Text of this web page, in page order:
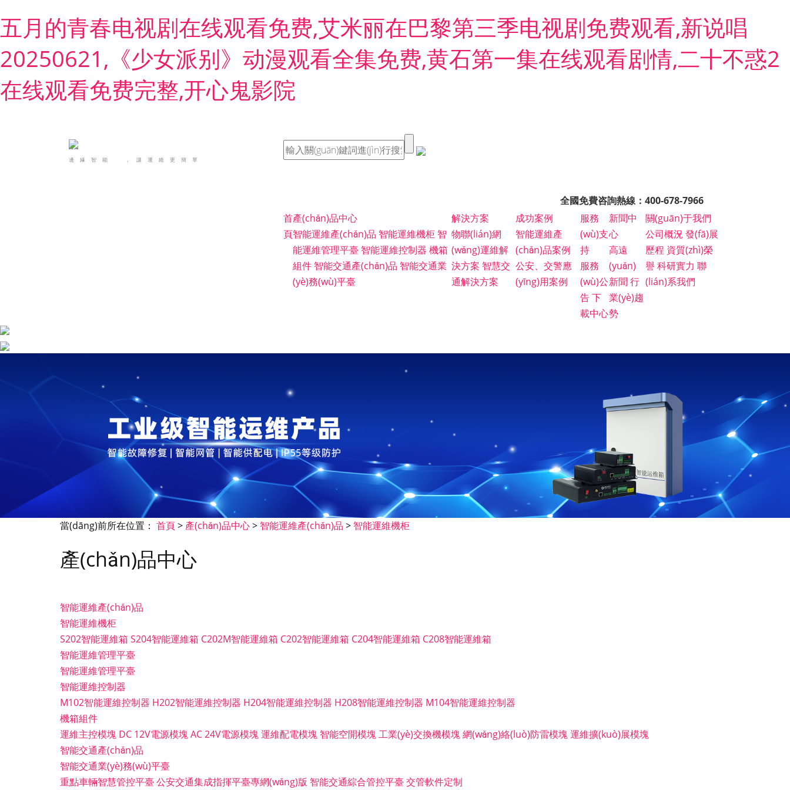
五月的青春电视剧在线观看免费,艾米丽在巴黎第三季电视剧免费观看,新说唱
20250621,《少女派别》动漫观看全集免费,黄石第一集在线观看剧情,二十不惑2
在线观看免费完整,开心鬼影院
邊緣智能，讓運維更簡單
全國免費咨詢熱線：400-678-7966
首
頁
產(chǎn)品中心
智能運維產(chǎn)品 智能運維機柜 智
能運維管理平臺 智能運維控制器 機箱
組件 智能交通產(chǎn)品 智能交通業
(yè)務(wù)平臺
解決方案
物聯(lián)網
(wǎng)運維解
決方案 智慧交
通解決方案
成功案例
智能運維產
(chǎn)品案例
公安、交警應
(yīng)用案例
服務
(wù)支
持
服務
(wù)公
告下
載中心
新聞中
心
高遠
(yuǎn)
新聞行
業(yè)趨
勢
關(guān)于我們
公司概況 發(fā)展
歷程 資質(zhì)榮
譽 科研實力 聯
(lián)系我們
當(dāng)前所在位置： 首頁> 產(chǎn)品中心> 智能運維產(chǎn)品 > 智能運維機柜
產(chǎn)品中心
智能運維產(chǎn)品
智能運維機柜
S202智能運維箱 S204智能運維箱 C202M智能運維箱 C202智能運維箱 C204智能運維箱 C208智能運維箱
智能運維管理平臺
智能運維管理平臺
智能運維控制器
M102智能運維控制器 H202智能運維控制器 H204智能運維控制器 H208智能運維控制器 M104智能運維控制器
機箱組件
運維主控模塊 DC 12V電源模塊AC 24V電源模塊運維配電模塊 智能空開模塊工業(yè)交換機模塊網(wǎng)絡(luò)防雷模塊運維擴(kuò)展模塊
智能交通產(chǎn)品
智能交通業(yè)務(wù)平臺
重點車輛智慧管控平臺 公安交通集成指揮平臺專網(wǎng)版 智能交通綜合管控平臺 交管軟件定制